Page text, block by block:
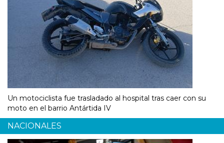
Un motociclista fue trasladado al hospital tras caer con su
moto en el barrio Antártida IV
NACIONALES